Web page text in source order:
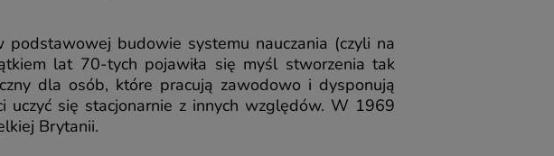
budowie systemu nauczania (czyli na
lat 70-tych pojawiła się myśl stworzenia tak
dla osób, które pracują zawodowo i dysponują
się stacjonarnie z innych względów. W 1969
Brytanii.